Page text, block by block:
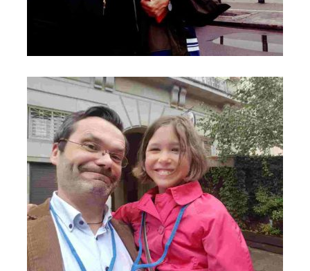
Ambasador hospicjum dla dzieci w Wilnie - Most do Nieba